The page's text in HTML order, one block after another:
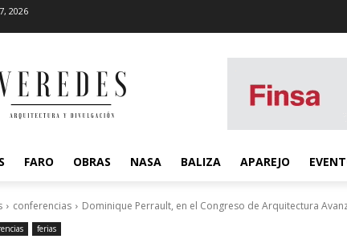
2026
FARO OBRAS NASA BALIZA APAREJO
conferencias Dominique Perrault, en el Congreso de Arquitectura
ferias